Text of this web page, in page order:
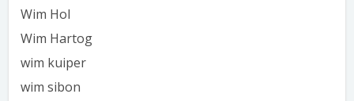
Wim Hol
Wim Hartog
wim kuiper
wim sibon